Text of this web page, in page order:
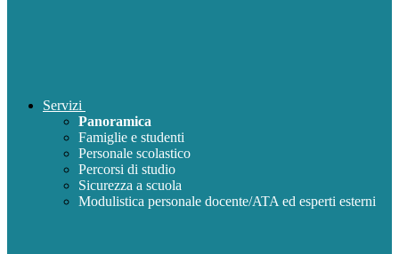
Servizi
Panoramica
Famiglie e studenti
Personale scolastico
Percorsi di studio
Sicurezza a scuola
Modulistica personale docente/ATA ed esperti esterni